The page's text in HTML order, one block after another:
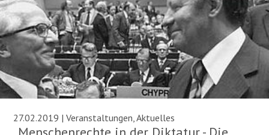
27.02.2019 | Veranstaltungen, Aktuelles